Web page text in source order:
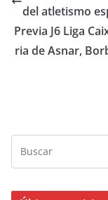
del atletismo
Previa J6 Liga
ria de Asnar,